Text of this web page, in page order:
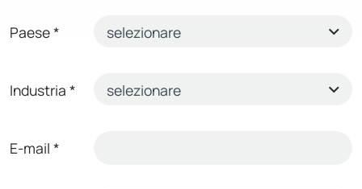
Paese*
Industria *
E-mail *